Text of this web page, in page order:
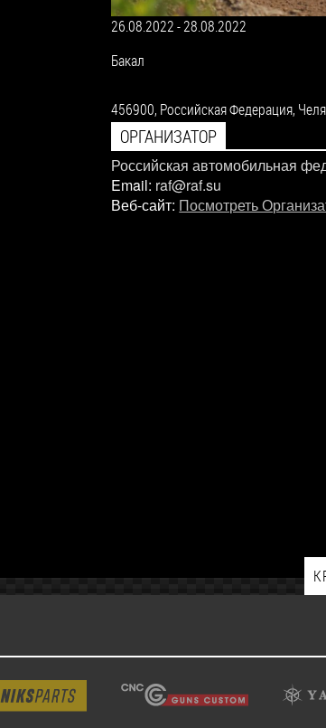
26.08.2022-28.08.2022
Бакал
456900, Российская Федерация,
ОРГАНИЗАТОР
Российская автомобильная
Email: raf@raf.su
Веб-сайт: Посмотреть